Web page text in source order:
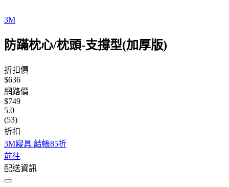
3M
防蹣枕心/枕頭-支撐型(加厚版)
折扣價
$636
網路價
$749
5.0
(53)
折扣
3M寢具 結帳85折
前往
配送資訊